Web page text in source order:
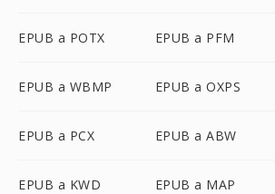
EPUB a POTX EPUB a PFM
EPUB a WBMP EPUB a OXPS
EPUB a PCX EPUB a ABW
EPUB a KWD EPUB a MAP